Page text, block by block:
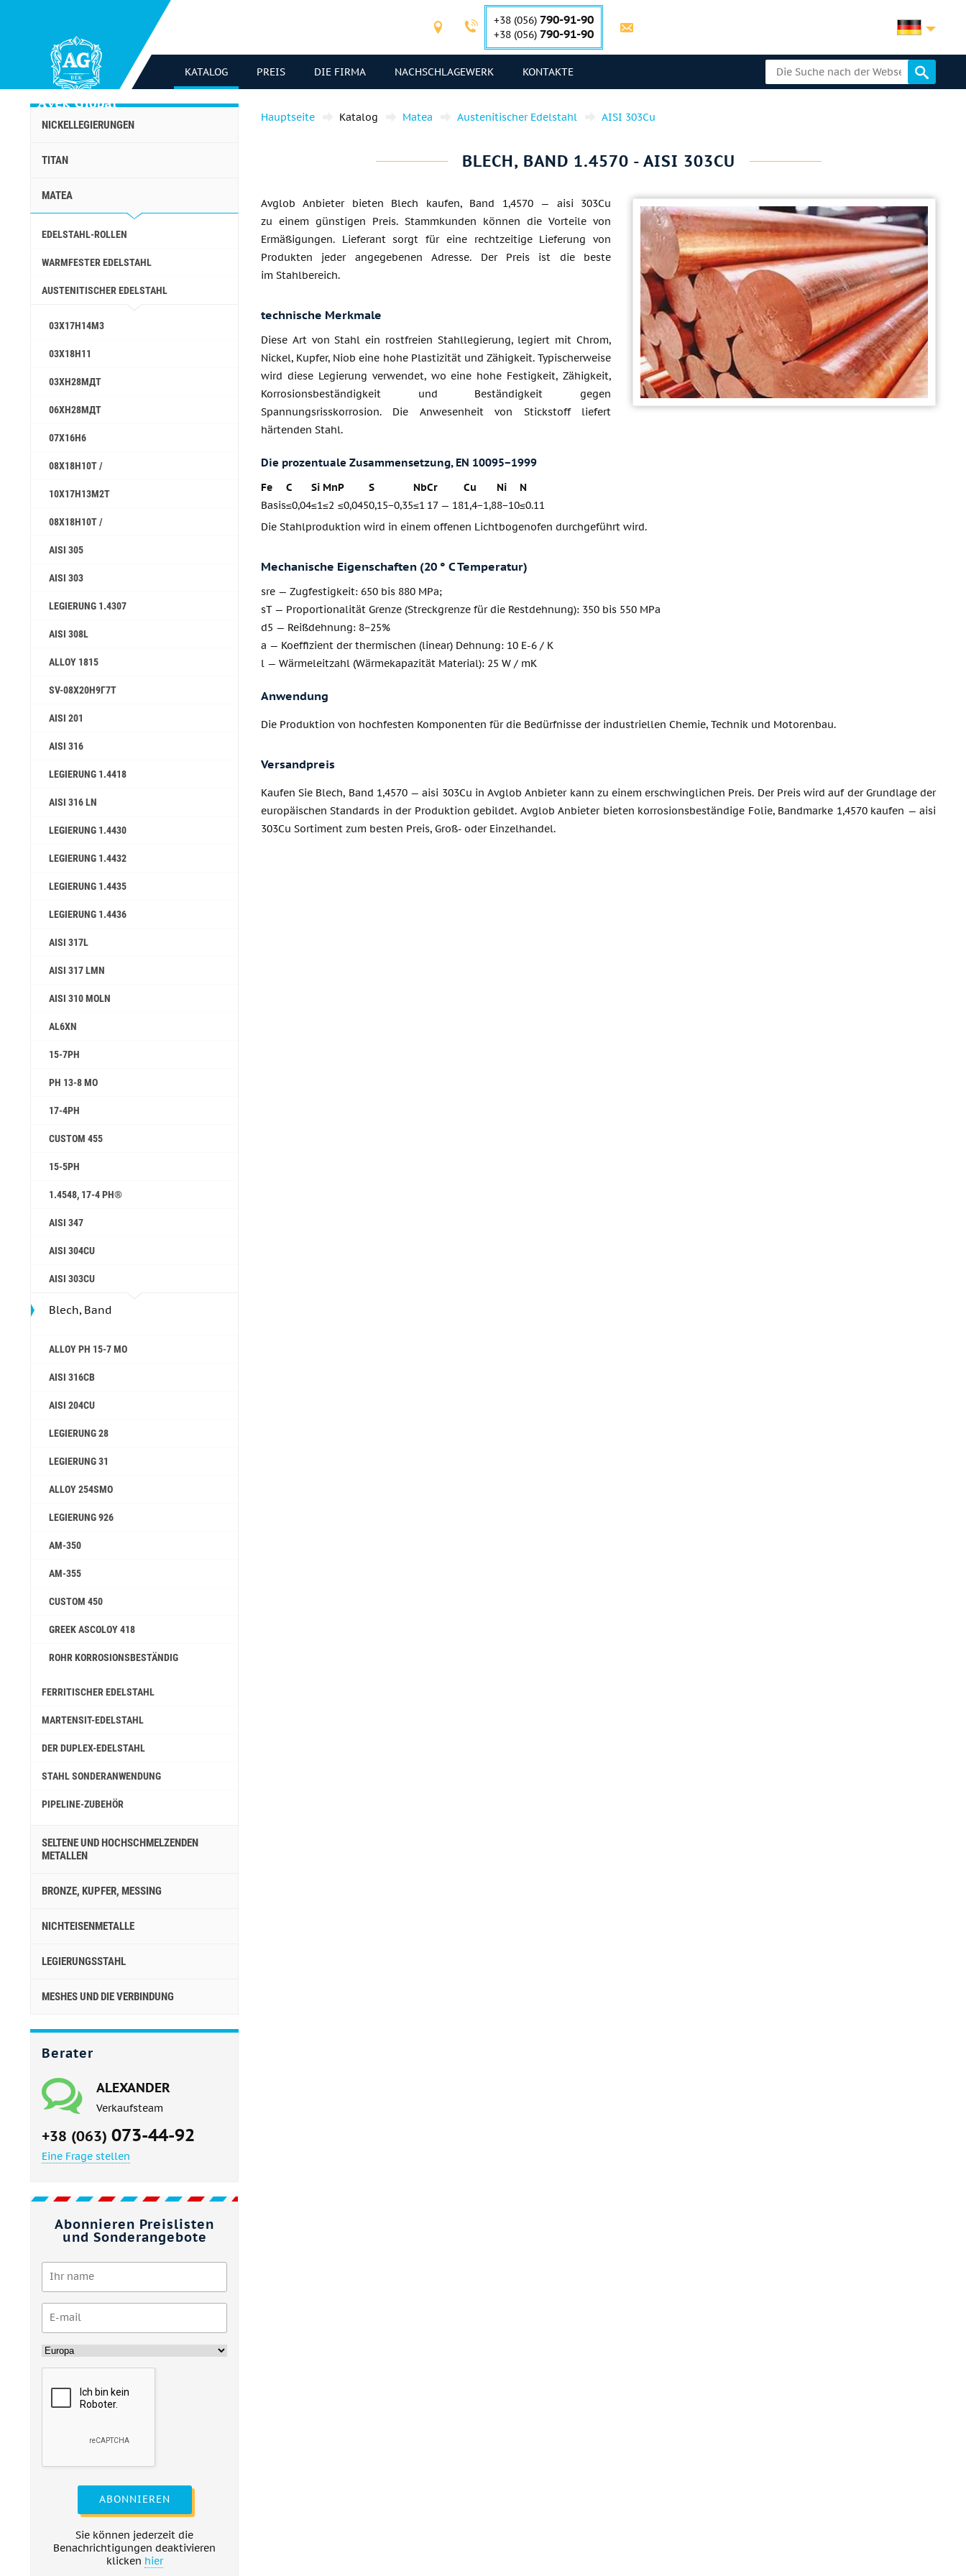
+38 (056) 790-91-90
+38 (056) 790-91-90
KATALOG PREIS DIE FIRMA NACHSCHLAGEWERK KONTAKTE
NICKELLEGIERUNGEN
TITAN
MATEA
EDELSTAHL-ROLLEN
WARMFESTER EDELSTAHL
AUSTENITISCHER EDELSTAHL
03Х17Н14М3
03Х18Н11
03ХН28МДТ
06ХН28МДТ
07Х16Н6
08X18H10T /
10Х17Н13М2Т
08X18H10T /
AISI 305
AISI 303
LEGIERUNG 1.4307
AISI 308L
ALLOY 1815
SV-08Х20Н9Г7Т
AISI 201
AISI 316
LEGIERUNG 1.4418
AISI 316 LN
LEGIERUNG 1.4430
LEGIERUNG 1.4432
LEGIERUNG 1.4435
LEGIERUNG 1.4436
AISI 317L
AISI 317 LMN
AISI 310 MOLN
AL6XN
15-7PH
PH 13-8 MO
17-4PH
CUSTOM 455
15-5PH
1.4548, 17-4 PH®
AISI 347
AISI 304CU
AISI 303CU
Blech, Band
ALLOY PH 15-7 MO
AISI 316CB
AISI 204CU
LEGIERUNG 28
LEGIERUNG 31
ALLOY 254SMO
LEGIERUNG 926
AM-350
AM-355
СUSTOM 450
GREEK ASCOLOY 418
ROHR KORROSIONSBESTÄNDIG
FERRITISCHER EDELSTAHL
MARTENSIT-EDELSTAHL
DER DUPLEX-EDELSTAHL
STAHL SONDERANWENDUNG
PIPELINE-ZUBEHÖR
SELTENE UND HOCHSCHMELZENDEN
METALLEN
BRONZE, KUPFER, MESSING
NICHTEISENMETALLE
LEGIERUNGSSTAHL
MESHES UND DIE VERBINDUNG
Berater
ALEXANDER
Verkaufsteam
+38 (063) 073-44-92
Eine Frage stellen
Abonnieren Preislisten
und Sonderangebote
ABONNIEREN
Sie können jederzeit die
Benachrichtigungen deaktivieren
klicken hier
Hauptseite Katalog Matea Austenitischer Edelstahl AISI 303Cu
BLECH, BAND 1.4570 - AISI 303CU
Avglob Anbieter bieten Blech kaufen, Band 1,4570 — aisi 303Cu
zu einem günstigen Preis. Stammkunden können die Vorteile von
Ermäßigungen. Lieferant sorgt für eine rechtzeitige Lieferung von
Produkten jeder angegebenen Adresse. Der Preis ist die beste
im Stahlbereich.
technische Merkmale
Diese Art von Stahl ein rostfreien Stahllegierung, legiert mit Chrom,
Nickel, Kupfer, Niob eine hohe Plastizität und Zähigkeit. Typischerweise
wird diese Legierung verwendet, wo eine hohe Festigkeit, Zähigkeit,
Korrosionsbeständigkeit und Beständigkeit gegen
Spannungsrisskorrosion. Die Anwesenheit von Stickstoff liefert
härtenden Stahl.
Die prozentuale Zusammensetzung, EN 10095−1999
Fe C Si MnP S NbCr Cu Ni
N
Basis≤0,04≤1≤2 ≤0,0450,15−0,35≤1 17 — 181,4−1,88−10≤0.11
Die Stahlproduktion wird in einem offenen Lichtbogenofen durchgeführt wird.
Mechanische Eigenschaften (20 ° C Temperatur)
sre — Zugfestigkeit: 650 bis 880 MPa;
sT — Proportionalität Grenze (Streckgrenze für die Restdehnung): 350 bis 550 MPa
d5 — Reißdehnung: 8−25%
a — Koeffizient der thermischen (linear) Dehnung: 10 E-6 / K
l — Wärmeleitzahl (Wärmekapazität Material): 25 W / mK
Anwendung
Die Produktion von hochfesten Komponenten für die Bedürfnisse der industriellen Chemie, Technik und Motorenbau.
Versandpreis
Kaufen Sie Blech, Band 1,4570 — aisi 303Cu in Avglob Anbieter kann zu einem erschwinglichen Preis. Der Preis wird auf der Grundlage der
europäischen Standards in der Produktion gebildet. Avglob Anbieter bieten korrosionsbeständige Folie, Bandmarke 1,4570 kaufen — aisi
303Cu Sortiment zum besten Preis, Groß- oder Einzelhandel.